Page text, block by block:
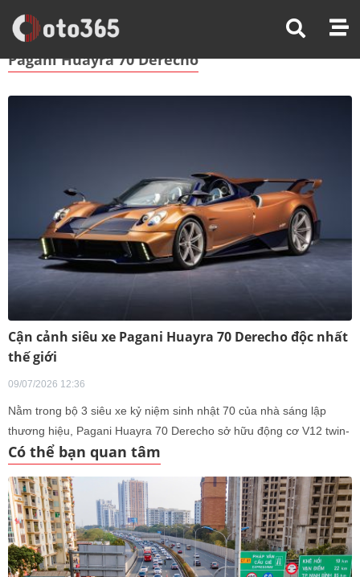
Trang Chủ Pagani Huayra 70 Derecho
Pagani Huayra 70 Derecho
Cận cảnh siêu xe Pagani Huayra 70 Derecho độc nhất
thế giới
09/07/2026 12:36
Nằm trong bộ 3 siêu xe kỷ niệm sinh nhật 70 của nhà sáng lập
thương hiệu, Pagani Huayra 70 Derecho sở hữu động cơ V12 twin-
turbo 6.0L với công suất 864 mã lực.
Có thể bạn quan tâm